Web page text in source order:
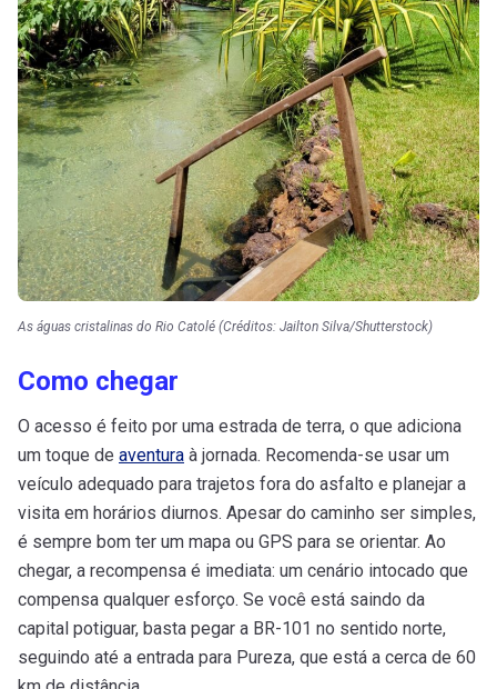
As águas cristalinas do Rio Catolé (Créditos: Jailton Silva/Shutterstock)
Como chegar
O acesso é feito por uma estrada de terra, o que adiciona
um toque de aventura à jornada. Recomenda-se usar um
veículo adequado para trajetos fora do asfalto e planejar a
visita em horários diurnos. Apesar do caminho ser simples,
é sempre bom ter um mapa ou GPS para se orientar. Ao
chegar, a recompensa é imediata: um cenário intocado que
compensa qualquer esforço. Se você está saindo da
capital potiguar, basta pegar a BR-101 no sentido norte,
seguindo até a entrada para Pureza, que está a cerca de 60